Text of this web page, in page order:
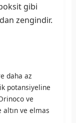
gibi
zengindir.
daha az
potansiyeline
ve
ve elmas